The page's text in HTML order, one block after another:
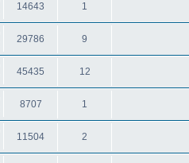
1
14643
9
29786
12
45435
1
8707
2
11504